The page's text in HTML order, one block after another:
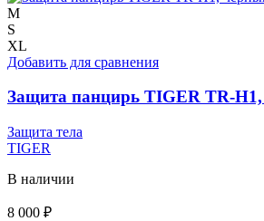
M
S
XL
Добавить для сравнения
Защита панцирь TIGER TR-
Защита тела
TIGER
В наличии
8 000 ₽